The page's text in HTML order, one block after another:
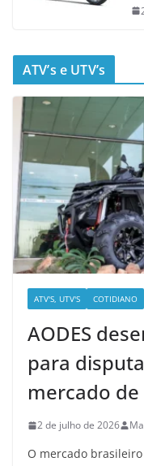
ATV’s e UTV’s
ATV'S, UTV'S COTIDIANO
AODES
para
mercado
2 de julho de 2026
O mercado